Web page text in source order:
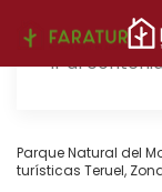
Ir al
Parque Natural del
turísticas Teruel,